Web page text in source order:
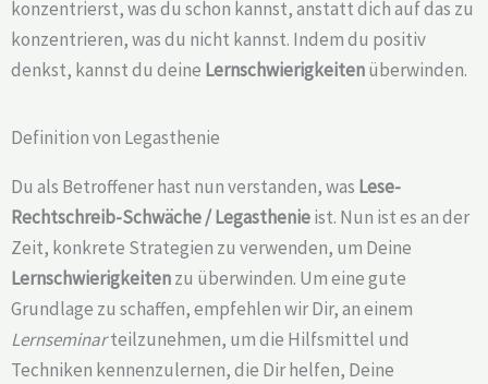
konzentrierst, was du schon kannst, anstatt dich auf das zu
konzentrieren, was du nicht kannst. Indem du positiv
denkst, kannst du deine Lernschwierigkeitenüberwinden.
Definition von Legasthenie
Du als Betroffener hast nun verstanden, was Lese-
Rechtschreib-Schwäche /Legasthenieist. Nun ist es an der
Zeit, konkrete Strategien zu verwenden, um Deine
Lernschwierigkeitenzu überwinden. Um eine gute
Grundlage zu schaffen, empfehlen wir Dir, an einem
Lernseminarteilzunehmen, um die Hilfsmittel und
Techniken kennenzulernen, die Dir helfen, Deine